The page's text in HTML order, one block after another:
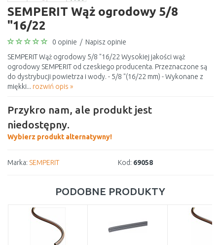
SEMPERIT Wąż ogrodowy 5/8
"16/22
0 opinie / Napisz opinie
SEMPERIT Wąż ogrodowy 5/8 "16/22 Wysokiej jakości wąż
ogrodowy SEMPERIT od czeskiego producenta. Przeznaczone są
do dystrybucji powietrza i wody. - 5/8 "(16/22 mm) - Wykonane z
miękki... rozwiń opis »
Przykro nam, ale produkt jest
niedostępny.
Wybierz produkt alternatywny!
Marka: SEMPERIT Kod: 69058
PODOBNE PRODUKTY